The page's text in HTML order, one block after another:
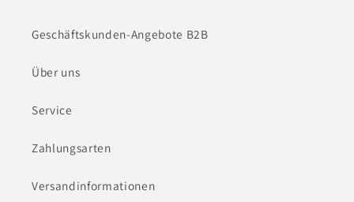
Geschäftskunden-Angebote B2B
Über uns
Service
Zahlungsarten
Versandinformationen